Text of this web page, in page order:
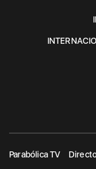
Parabólica TV